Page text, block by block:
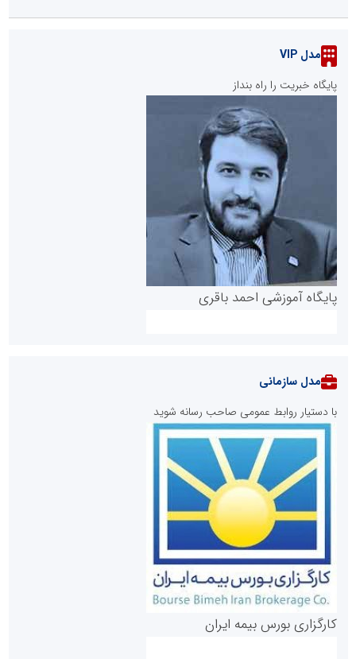
مدل VIP
پایگاه خبریت را راه بنداز
پایگاه آموزشی احمد باقری
روابط عمومی خبرگزاری گزارش خبر
مدل سازمانی
با دستیار روابط عمومی صاحب رسانه شوید
کارگزاری بورس بیمه ایران